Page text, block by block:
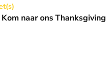
Thanksgiving gala in de
naar ons